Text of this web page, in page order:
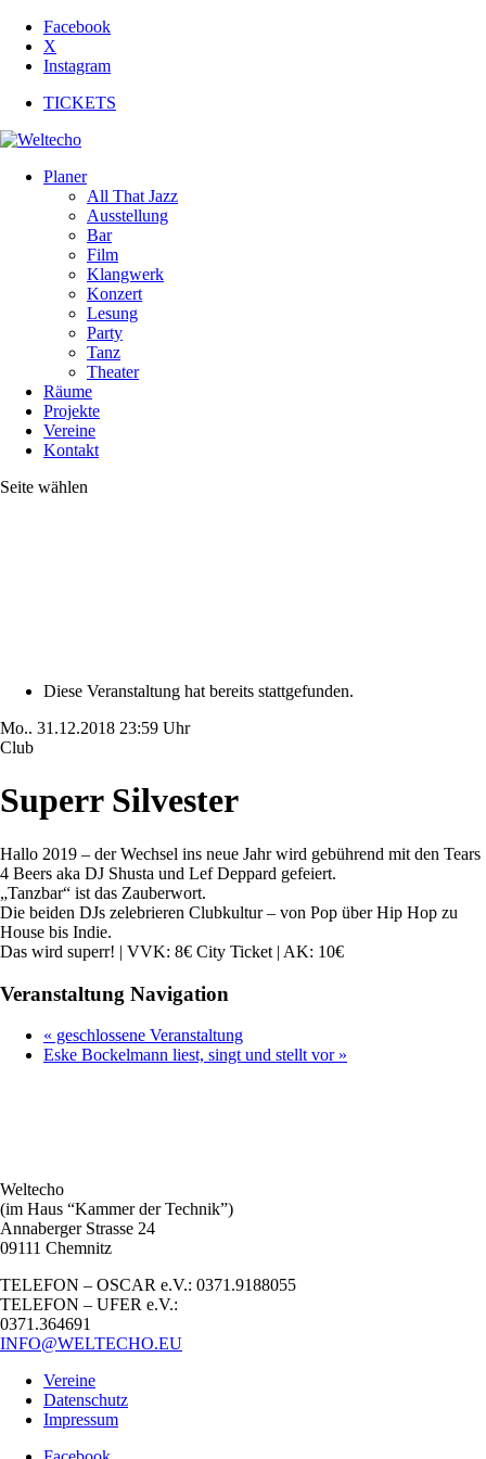
Facebook
X
Instagram
TICKETS
Planer
All That Jazz
Ausstellung
Bar
Film
Klangwerk
Konzert
Lesung
Party
Tanz
Theater
Räume
Projekte
Vereine
Kontakt
Seite wählen
Diese Veranstaltung hat bereits stattgefunden.
Mo.. 31.12.2018 23:59 Uhr
Club
Superr Silvester
Hallo 2019 – der Wechsel ins neue Jahr wird gebührend mit den Tears
4 Beers aka DJ Shusta und Lef Deppard gefeiert.
„Tanzbar“ ist das Zauberwort.
Die beiden DJs zelebrieren Clubkultur – von Pop über Hip Hop zu
House bis Indie.
Das wird superr! | VVK: 8€ City Ticket | AK: 10€
Veranstaltung Navigation
« geschlossene Veranstaltung
Eske Bockelmann liest, singt und stellt vor »
Weltecho
(im Haus “Kammer der Technik”)
Annaberger Strasse 24
09111 Chemnitz
TELEFON – OSCAR e.V.: 0371.9188055
TELEFON – UFER e.V.:
0371.364691
INFO@WELTECHO.EU
Vereine
Datenschutz
Impressum